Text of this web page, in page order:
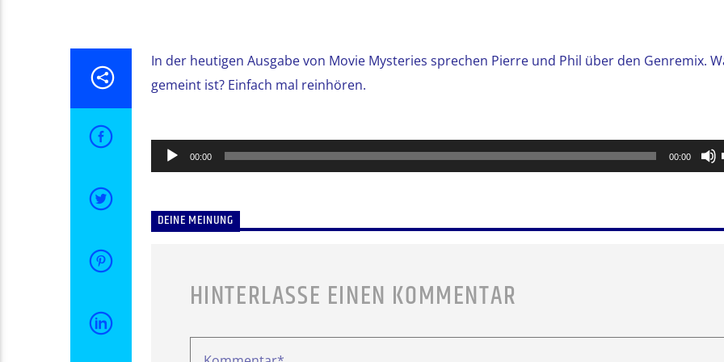
In der heutigen Ausgabe von Movie Mysteries sprechen Pierre und Phil über den Genremix.
gemeint ist? Einfach mal reinhören.
Audio-
Player
00:00 00:00
DEINE MEINUNG
HINTERLASSE EINEN KOMMENTAR